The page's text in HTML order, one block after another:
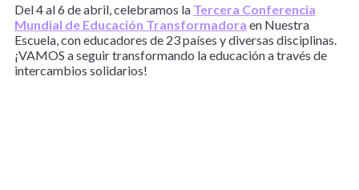
Del 4 al 6 de abril, celebramos la Tercera Conferencia
Mundial de Educación Transformadora en Nuestra
Escuela, con educadores de 23 países y diversas disciplinas.
¡VAMOS a seguir transformando la educación a través de
intercambios solidarios!